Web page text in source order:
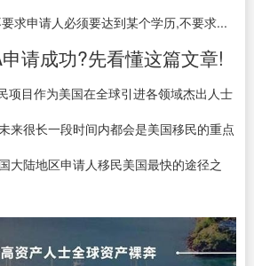
求申请人必须要达到某个学历,不要求...
请成功?先看懂这篇文章!
项目作为美国在全球引进各领域杰出人士
来很长一段时间内都会是美国移民的重点
大陆地区申请人移民美国最快的途径之